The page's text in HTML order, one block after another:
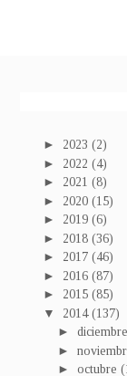
► 2023 (2)
► 2022 (4)
► 2021 (8)
► 2020 (15)
► 2019 (6)
► 2018 (36)
► 2017 (46)
► 2016 (87)
► 2015 (85)
▼ 2014 (137)
►
►
►octubre